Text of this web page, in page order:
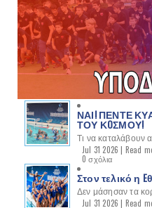
ΝΑΙ! ΠΕΝΤΕ
ΤΟΥ ΚOΣΜΟΥ!
Τι να καταλάβουν
Jul 31 2026 | Read
0 σχόλια
Στον τελικό η
Δεν μάσησαν τα
Jul 31 2026 | Read